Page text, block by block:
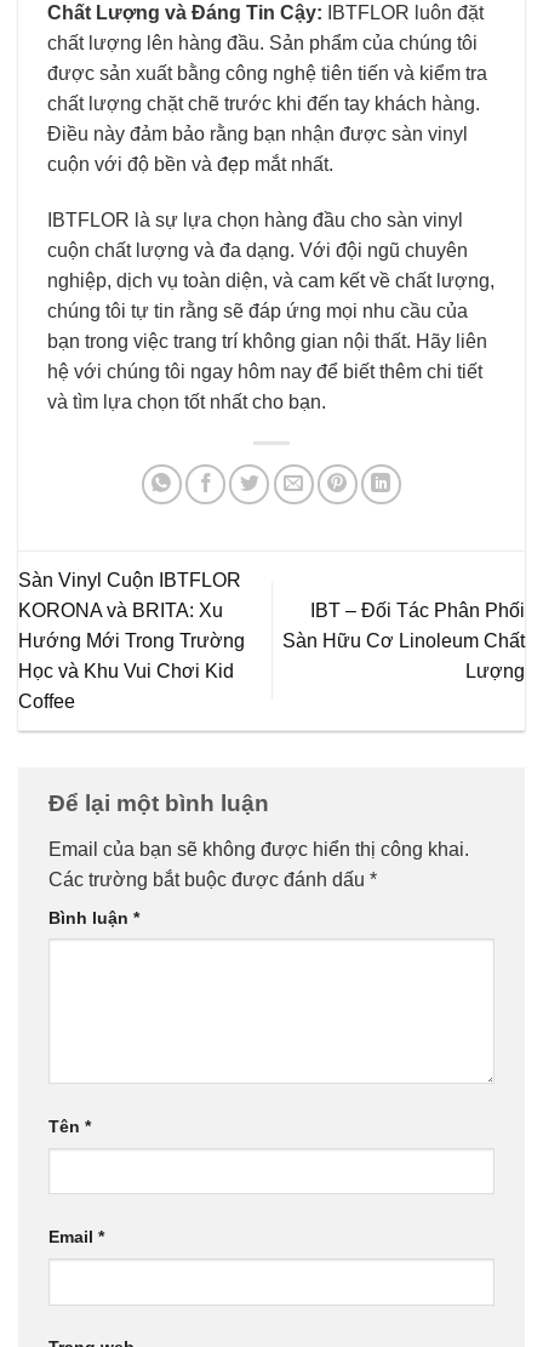
Chất Lượng và Đáng Tin Cậy: IBTFLOR luôn đặt
chất lượng lên hàng đầu. Sản phẩm của chúng tôi
được sản xuất bằng công nghệ tiên tiến và kiểm tra
chất lượng chặt chẽ trước khi đến tay khách hàng.
Điều này đảm bảo rằng bạn nhận được sàn vinyl
cuộn với độ bền và đẹp mắt nhất.
IBTFLOR là sự lựa chọn hàng đầu cho sàn vinyl
cuộn chất lượng và đa dạng. Với đội ngũ chuyên
nghiệp, dịch vụ toàn diện, và cam kết về chất lượng,
chúng tôi tự tin rằng sẽ đáp ứng mọi nhu cầu của
bạn trong việc trang trí không gian nội thất. Hãy liên
hệ với chúng tôi ngay hôm nay để biết thêm chi tiết
và tìm lựa chọn tốt nhất cho bạn.
Sàn Vinyl Cuộn IBTFLOR
KORONA và BRITA: Xu
Hướng Mới Trong Trường
Học và Khu Vui Chơi Kid
Coffee
IBT – Đối Tác Phân Phối
Sàn Hữu Cơ Linoleum Chất
Lượng
Để lại một bình luận
Email của bạn sẽ không được hiển thị công khai.
Các trường bắt buộc được đánh dấu *
Bình luận *
Tên *
Email *